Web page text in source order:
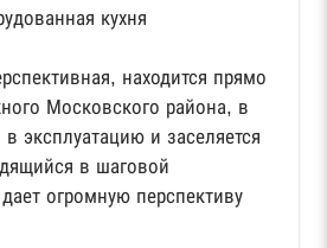
кухня
находится прямо
Московского района, в
в эксплуатацию и заселяется
в шаговой
огромную перспективу